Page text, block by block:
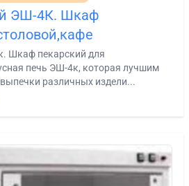
ЭШ-4К. Шкаф
Шкаф пекарский для
печь ЭШ-4к, которая лучшим
различных издели...